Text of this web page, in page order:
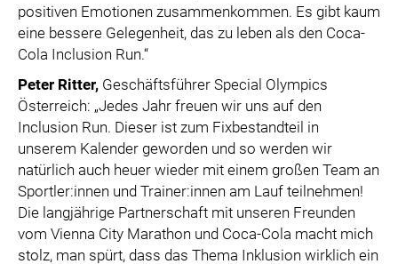
positiven Emotionen zusammenkommen. Es gibt kaum
eine bessere Gelegenheit, das zu leben als den Coca-
Cola Inclusion Run.“
Peter Ritter, Geschäftsführer Special Olympics
Österreich: „Jedes Jahr freuen wir uns auf den
Inclusion Run. Dieser ist zum Fixbestandteil in
unserem Kalender geworden und so werden wir
natürlich auch heuer wieder mit einem großen Team an
Sportler:innen und Trainer:innen am Lauf teilnehmen!
Die langjährige Partnerschaft mit unseren Freunden
vom Vienna City Marathon und Coca-Cola macht mich
stolz, man spürt, dass das Thema Inklusion wirklich ein